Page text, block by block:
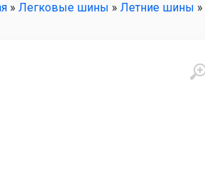
» Легковые шины » Летние шины »